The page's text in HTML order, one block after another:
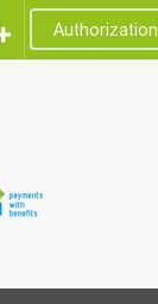
Authorization